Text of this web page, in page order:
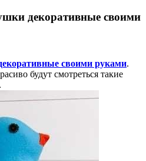
декоративные своими
своими руками.
будут смотреться такие